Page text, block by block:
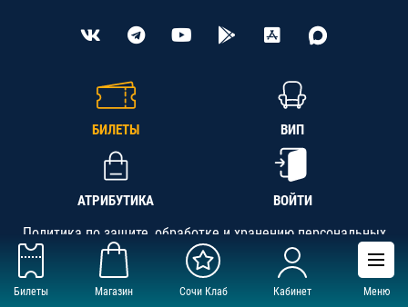
Билеты Магазин Сочи Клаб Кабинет Меню
БИЛЕТЫ ВИП
АТРИБУТИКА ВОЙТИ
Политика по защите, обработке и хранению персональных
данных
АНО «СК «Кубань-Регион», ОГРН 1142300002349,